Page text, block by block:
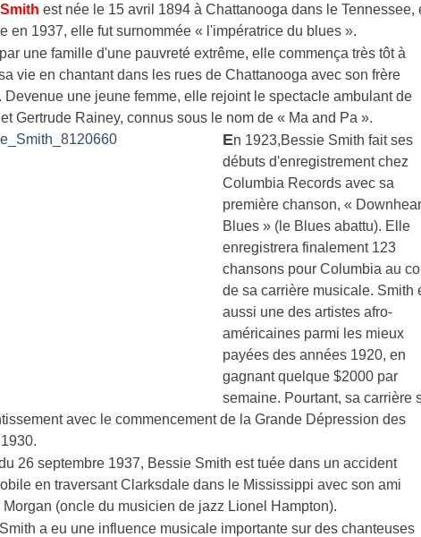
est née le 15 avril 1894 à Chattanooga dans le Tennessee,
en 1937, elle fut surnommée « l'impératrice du blues ».
une famille d'une pauvreté extrême, elle commença très tôt à
vie en chantant dans les rues de Chattanooga avec son frère
Devenue une jeune femme, elle rejoint le spectacle ambulant de
Gertrude Rainey, connus sous le nom de « Ma and Pa ».
En 1923,Bessie Smith fait ses
débuts d'enregistrement chez
Columbia Records avec sa
première chanson, «
Blues » (le Blues abattu). Elle
enregistrera finalement 123
chansons pour Columbia au
de sa carrière musicale. Smith
aussi une des artistes afro-
américaines parmi les mieux
payées des années 1920, en
gagnant quelque $2000 par
semaine. Pourtant, sa carrière
avec le commencement de la Grande Dépression des
26 septembre 1937, Bessie Smith est tuée dans un accident
en traversant Clarksdale dans le Mississippi avec son ami
Morgan (oncle du musicien de jazz Lionel Hampton).
a eu une influence musicale importante sur des chanteuses